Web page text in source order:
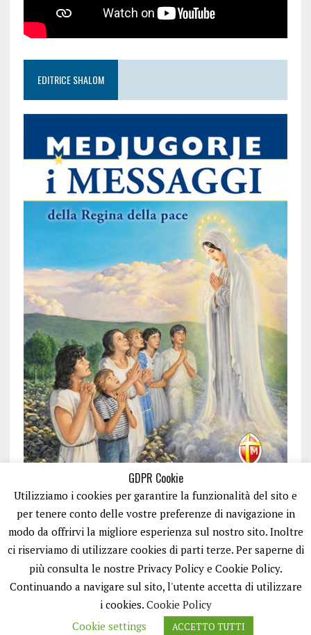
EDITRICE SHALOM
ISCRIVITI
GDPR Cookie
Utilizziamo i cookies per garantire la funzionalità del sito e
per tenere conto delle vostre preferenze di navigazione in
modo da offrirvi la migliore esperienza sul nostro sito. Inoltre
ci riserviamo di utilizzare cookies di parti terze. Per saperne di
più consulta le nostre Privacy Policy e Cookie Policy.
Continuando a navigare sul sito, l'utente accetta di utilizzare
i cookies. Cookie Policy
Cookie settings
ACCETTO TUTTI